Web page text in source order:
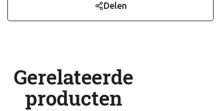
Delen
Gerelateerde
producten